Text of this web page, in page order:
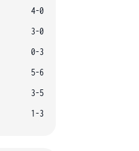
4-0
3-0
0-3
5-6
3-5
1-3